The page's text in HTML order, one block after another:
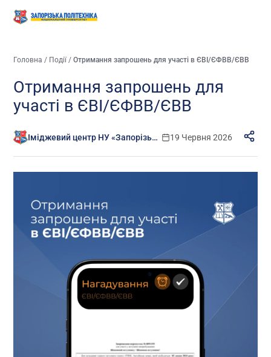
Головна / Події/Отримання запрошень для участі в ЄВІ/ЄФВВ/ЄВВ
Отримання запрошень для
участі в ЄВІ/ЄФВВ/ЄВВ
Іміджевий центр НУ «Запорізька політехніка» 19 Червня 2026